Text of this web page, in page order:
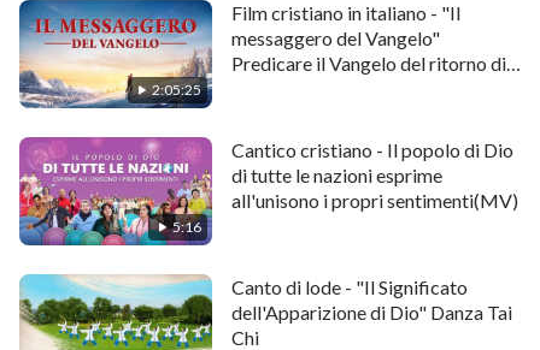
2:05:25
Film cristiano in italiano - "Il
messaggero del Vangelo"
Predicare il Vangelo del ritorno di
5:16
Cantico cristiano - Il popolo di Dio
di tutte le nazioni esprime
all'unisono i propri sentimenti(MV)
Canto di lode - "Il Significato
dell'Apparizione di Dio" Danza Tai
Chi